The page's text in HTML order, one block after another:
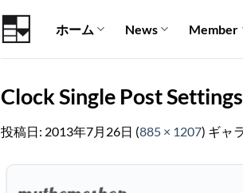
ホーム News Member
Clock Single Post Settings
投稿日: 2013年7月26日 (885 × 1207) ギャ